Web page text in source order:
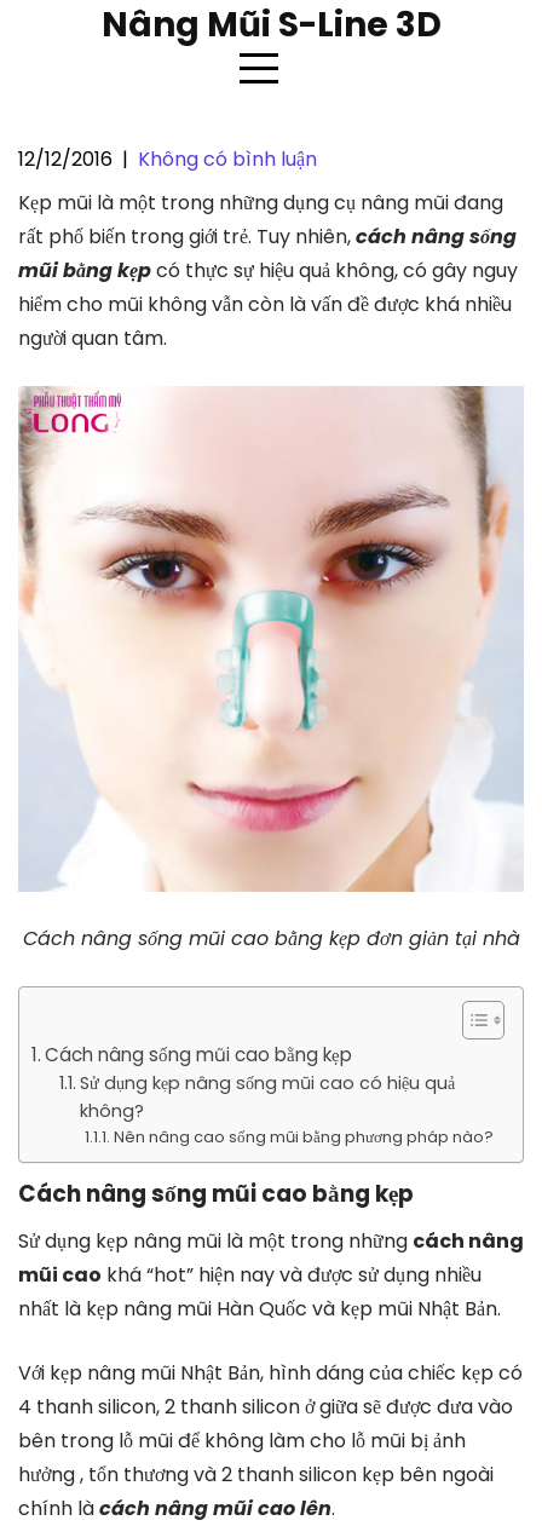
Nâng Mũi S-Line 3D
Cách nâng sống mũi cao bằng
kẹp đơn giản tại nhà
12/12/2016 | Không có bình luận
Kẹp mũi là một trong những dụng cụ nâng mũi đang
rất phổ biến trong giới trẻ. Tuy nhiên,cách nâng sống
mũi bằng kẹpcó thực sự hiệu quả không, có gây nguy
hiểm cho mũi không vẫn còn là vấn đề được khá nhiều
người quan tâm.
Cách nâng sống mũi cao bằng kẹp đơn giản tại nhà
Cách nâng sống mũi cao bằng kẹp
Sử dụng kẹp nâng sống mũi cao có hiệu quả
không?
Nên nâng cao sống mũi bằng phương pháp nào?
Cách nâng sống mũi cao bằng kẹp
Sử dụng kẹp nâng mũi là một trong những cách nâng
mũi cao khá “hot” hiện nay và được sử dụng nhiều
nhất là kẹp nâng mũi Hàn Quốc và kẹp mũi Nhật Bản.
Với kẹp nâng mũi Nhật Bản, hình dáng của chiếc kẹp có
4 thanh silicon, 2 thanh silicon ở giữa sẽ được đưa vào
bên trong lỗ mũi để không làm cho lỗ mũi bị ảnh
hưởng , tổn thương và 2 thanh silicon kẹp bên ngoài
chính làcách nâng mũi cao lên.